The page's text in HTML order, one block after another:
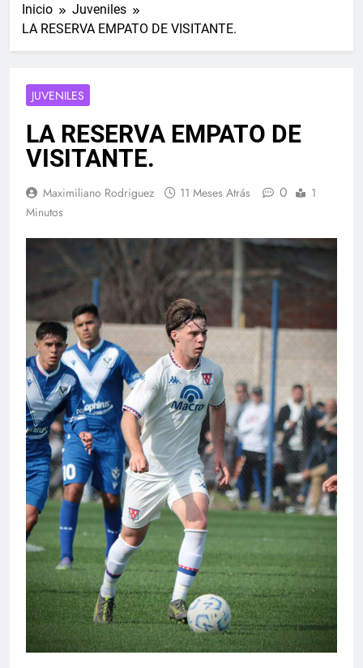
Inicio
Juveniles
LA RESERVA EMPATO DE VISITANTE.
JUVENILES
LA RESERVA EMPATO DE
VISITANTE.
Maximiliano Rodriguez 11 Meses Atrás 0
1
Minutos